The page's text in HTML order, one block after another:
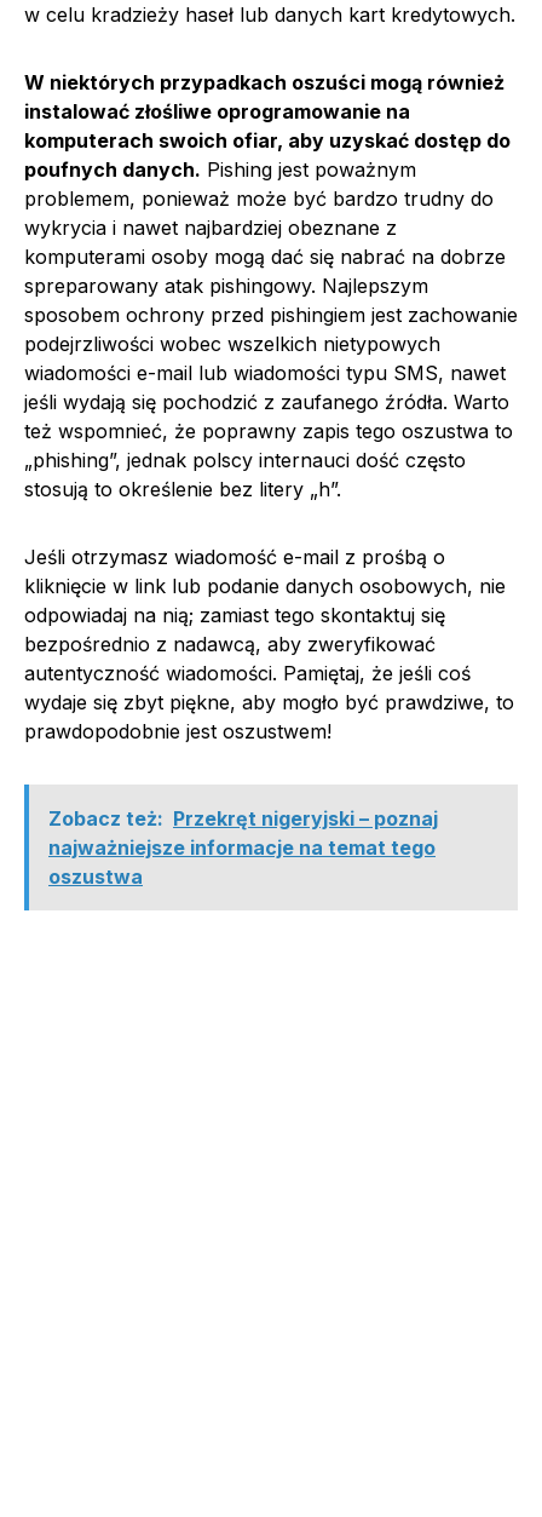
w celu kradzieży haseł lub danych kart kredytowych.
W niektórych przypadkach oszuści mogą również
instalować złośliwe oprogramowanie na
komputerach swoich ofiar, aby uzyskać dostęp do
poufnych danych. Pishing jest poważnym
problemem, ponieważ może być bardzo trudny do
wykrycia i nawet najbardziej obeznane z
komputerami osoby mogą dać się nabrać na dobrze
spreparowany atak pishingowy. Najlepszym
sposobem ochrony przed pishingiem jest zachowanie
podejrzliwości wobec wszelkich nietypowych
wiadomości e-mail lub wiadomości typu SMS, nawet
jeśli wydają się pochodzić z zaufanego źródła. Warto
też wspomnieć, że poprawny zapis tego oszustwa to
„phishing”, jednak polscy internauci dość często
stosują to określenie bez litery „h”.
Jeśli otrzymasz wiadomość e-mail z prośbą o
kliknięcie w link lub podanie danych osobowych, nie
odpowiadaj na nią; zamiast tego skontaktuj się
bezpośrednio z nadawcą, aby zweryfikować
autentyczność wiadomości. Pamiętaj, że jeśli coś
wydaje się zbyt piękne, aby mogło być prawdziwe, to
prawdopodobnie jest oszustwem!
Zobacz też: Przekręt nigeryjski – poznaj
najważniejsze informacje na temat tego
oszustwa